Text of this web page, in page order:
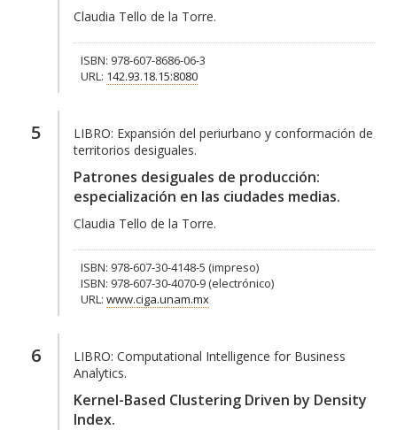
Claudia Tello de la Torre.
ISBN: 978-607-8686-06-3
URL: 142.93.18.15:8080
5 LIBRO: Expansión del periurbano y conformación de
territorios desiguales.
Patrones desiguales de producción:
especialización en las ciudades medias.
Claudia Tello de la Torre.
ISBN: 978-607-30-4148-5 (impreso)
ISBN: 978-607-30-4070-9 (electrónico)
URL: www.ciga.unam.mx
6 LIBRO: Computational Intelligence for Business
Analytics.
Kernel-Based Clustering Driven by Density
Index.